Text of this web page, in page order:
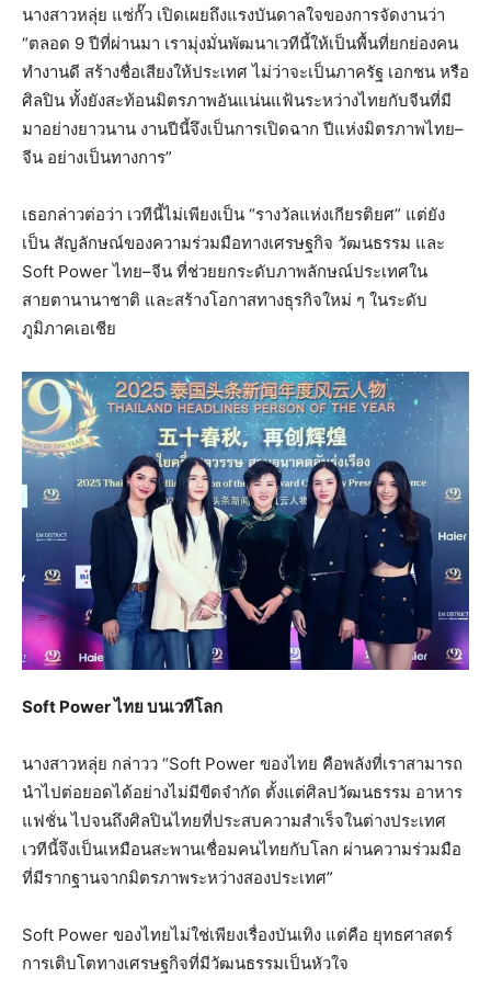
นางสาวหลุ่ย แซ่กั๊ว เปิดเผยถึงแรงบันดาลใจของการจัดงานว่า
“ตลอด 9 ปีที่ผ่านมา เรามุ่งมั่นพัฒนาเวทีนี้ให้เป็นพื้นที่ยกย่องคน
ทำงานดี สร้างชื่อเสียงให้ประเทศ ไม่ว่าจะเป็นภาครัฐ เอกชน หรือ
ศิลปิน ทั้งยังสะท้อนมิตรภาพอันแน่นแฟ้นระหว่างไทยกับจีนที่มี
มาอย่างยาวนาน งานปีนี้จึงเป็นการเปิดฉาก ปีแห่งมิตรภาพไทย–
จีน อย่างเป็นทางการ”
เธอกล่าวต่อว่า เวทีนี้ไม่เพียงเป็น “รางวัลแห่งเกียรติยศ” แต่ยัง
เป็น สัญลักษณ์ของความร่วมมือทางเศรษฐกิจ วัฒนธรรม และ
Soft Power ไทย–จีน ที่ช่วยยกระดับภาพลักษณ์ประเทศใน
สายตานานาชาติ และสร้างโอกาสทางธุรกิจใหม่ ๆ ในระดับ
ภูมิภาคเอเชีย
Soft Power ไทย บนเวทีโลก
นางสาวหลุ่ย กล่าวว “Soft Power ของไทย คือพลังที่เราสามารถ
นำไปต่อยอดได้อย่างไม่มีขีดจำกัด ตั้งแต่ศิลปวัฒนธรรม อาหาร
แฟชั่น ไปจนถึงศิลปินไทยที่ประสบความสำเร็จในต่างประเทศ
เวทีนี้จึงเป็นเหมือนสะพานเชื่อมคนไทยกับโลก ผ่านความร่วมมือ
ที่มีรากฐานจากมิตรภาพระหว่างสองประเทศ”
Soft Power ของไทยไม่ใช่เพียงเรื่องบันเทิง แต่คือ ยุทธศาสตร์
การเติบโตทางเศรษฐกิจที่มีวัฒนธรรมเป็นหัวใจ